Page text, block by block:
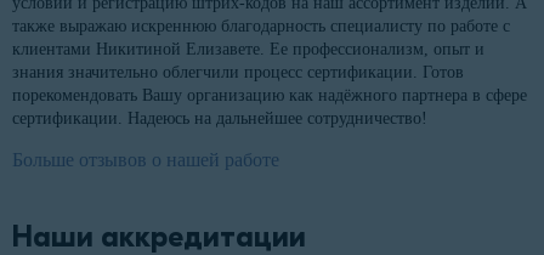
также выражаю искреннюю благодарность специалисту по работе с
клиентами Никитиной Елизавете. Ее профессионализм, опыт и
знания значительно облегчили процесс сертификации. Готов
порекомендовать Вашу организацию как надёжного партнера в сфере
сертификации. Надеюсь на дальнейшее сотрудничество!
Больше отзывов о нашей работе
Наши аккредитации